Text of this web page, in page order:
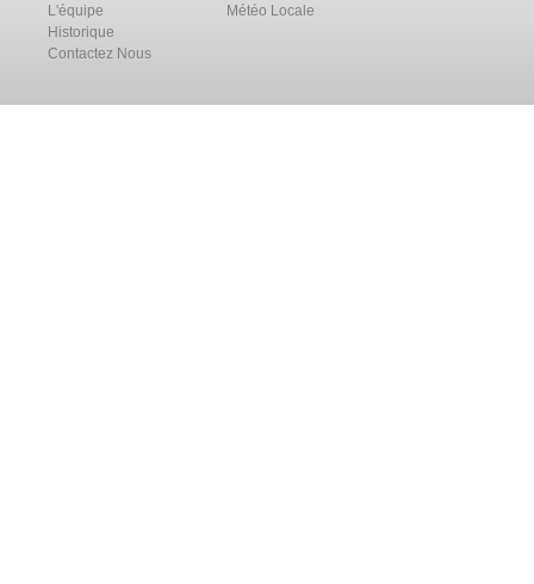
L'équipe
Historique
Contactez Nous
Météo Locale